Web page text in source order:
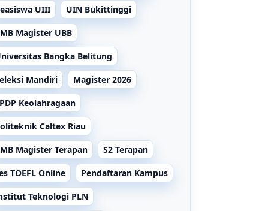
UIII UIN Bukittinggi
Magister UBB
Bangka Belitung
Mandiri Magister 2026
Keolahragaan
Caltex Riau
Magister Terapan S2 Terapan
TOEFL Online Pendaftaran Kampus
Teknologi PLN